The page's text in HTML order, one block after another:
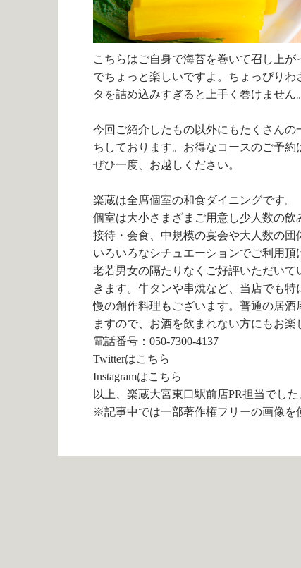
こちらはご自身で海苔を巻いて召し上
でちょっと楽しいですよ。ちょっぴり
タを詰め込みすぎると上手く巻けません
今回ご紹介したもの以外にもたくさん
ちしております。お得なコースのご予約
ぜひ一度、お越しください。
楽蔵は全席個室の和食ダイニングです。
個室は大小さまざまご用意し少人数の飲
接待・会食、中規模の宴会や大人数の団
いろいろなシチュエーションでご利用頂
老若男女の隔たりなくご好評いただい
きます。牛タンや串焼など、当店でも
慢の創作料理もございます。普通の居
ますので、お酒を飲まれない方にもお楽
電話番号：050-7300-4137
Twitterはこちら
Instagramはこちら
以上、楽蔵大宮東口駅前店PR担当でした
※記事中では一部著作権フリーの画像を